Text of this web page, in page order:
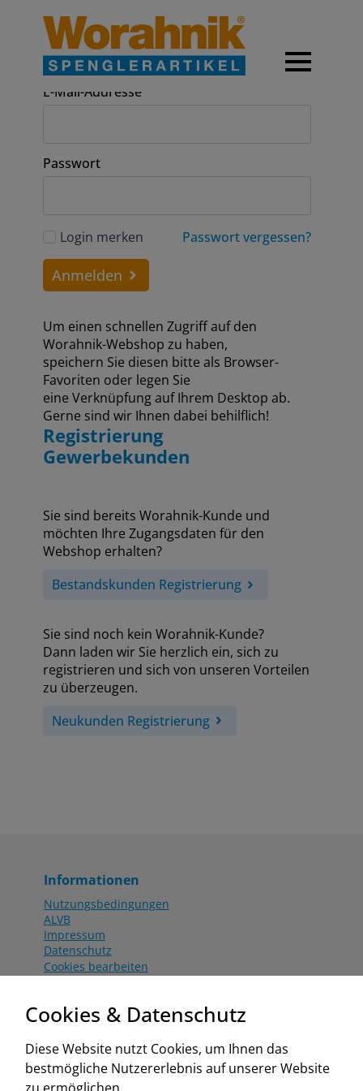
Anmeldung
E-Mail-Addresse
Passwort
Login merken Passwort vergessen?
Anmelden
Um einen schnellen Zugriff auf den
Worahnik-Webshop zu haben,
speichern Sie diesen bitte als Browser-
Favoriten oder legen Sie
eine Verknüpfung auf Ihrem Desktop ab.
Gerne sind wir Ihnen dabei behilflich!
Registrierung
Gewerbekunden
Sie sind bereits Worahnik-Kunde und
möchten Ihre Zugangsdaten für den
Webshop erhalten?
Bestandskunden Registrierung
Sie sind noch kein Worahnik-Kunde?
Dann laden wir Sie herzlich ein, sich zu
registrieren und sich von unseren Vorteilen
zu überzeugen.
Neukunden Registrierung
Informationen
Nutzungsbedingungen
ALVB
Impressum
Datenschutz
Cookies bearbeiten
Aktionsbedingungen
www.worahnik.at
Zentrale Köttlach
Cookies & Datenschutz
Diese Website nutzt Cookies, um Ihnen das
bestmögliche Nutzererlebnis auf unserer Website